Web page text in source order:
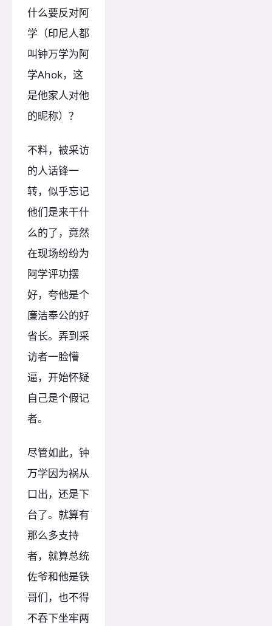
什么要反对阿
学（印尼人都
叫钟万学为阿
学Ahok，这
是他家人对他
的昵称）？
不料，被采访
的人话锋一
转，似乎忘记
他们是来干什
么的了，竟然
在现场纷纷为
阿学评功摆
好，夸他是个
廉洁奉公的好
省长。弄到采
访者一脸懵
逼，开始怀疑
自己是个假记
者。
尽管如此，钟
万学因为祸从
口出，还是下
台了。就算有
那么多支持
者，就算总统
佐爷和他是铁
哥们，也不得
不吞下坐牢两